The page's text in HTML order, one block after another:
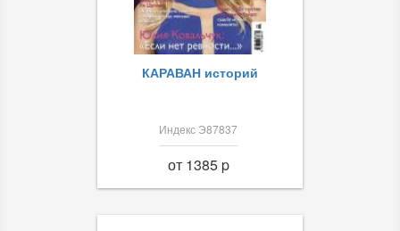
КАРАВАН историй
Индекс Э87837
от 1385 p